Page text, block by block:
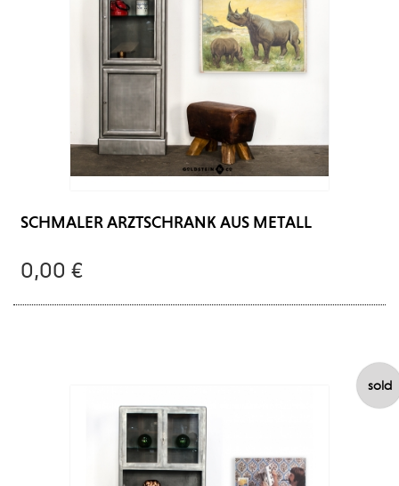
SCHMALER ARZTSCHRANK AUS METALL
0,00 €
sold